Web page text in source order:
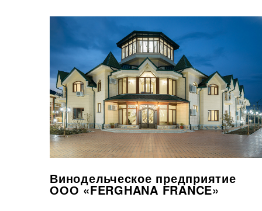
Винодельческое предприятие
ООО «FERGHANA FRANCE»